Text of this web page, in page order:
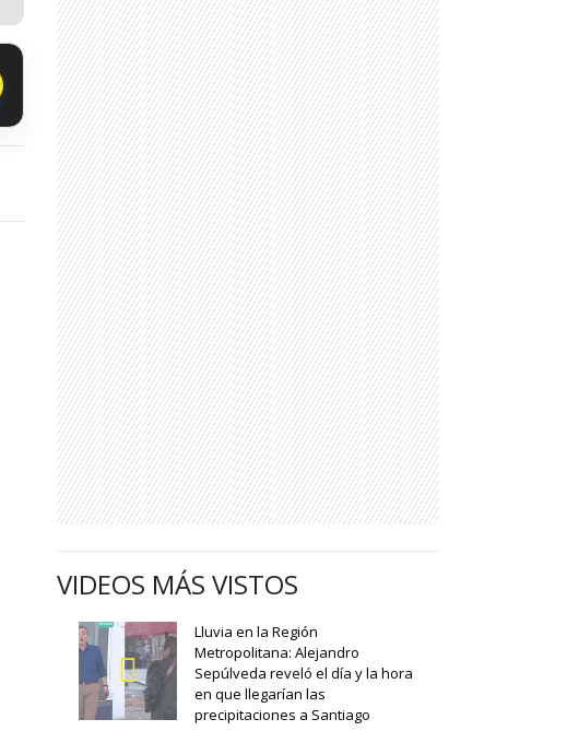
VIDEOS MÁS VISTOS
Lluvia en la Región
Metropolitana: Alejandro
Sepúlveda reveló el día y la hora
en que llegarían las
precipitaciones a Santiago